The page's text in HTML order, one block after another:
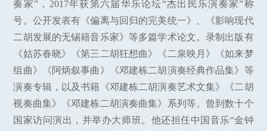
奏家”，2017年获第六届华乐论坛“杰出民乐演奏家”称
号。公开发表有《偏离与回归的完美统一》、《影响现代
二胡发展的无锡籍音乐家》等多篇学术论文。录制出版有
《姑苏春晓》《第三二胡狂想曲》《二泉映月》《如来梦
组曲》《阿炳叙事曲》《邓建栋二胡演奏经典作品集》等
演奏专辑，以及书籍《邓建栋二胡演奏艺术文集》《二胡
视奏曲集》《邓建栋二胡演奏曲集》系列等。曾到数十个
国家访问演出，并举办大师班。他还担任中国音乐“金钟